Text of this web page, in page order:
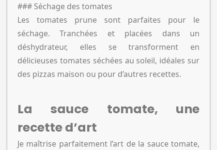
### Séchage des tomates
Les tomates prune sont parfaites pour le
séchage. Tranchées et placées dans un
déshydrateur, elles se transforment en
délicieuses tomates séchées au soleil, idéales sur
des pizzas maison ou pour d’autres recettes.
La sauce tomate, une
recette d’art
Je maîtrise parfaitement l’art de la sauce tomate,